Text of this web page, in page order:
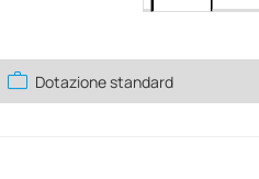
work Dotazione standard